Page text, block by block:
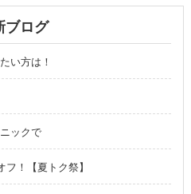
ブログ
い方は！
ックで
！【夏トク祭】